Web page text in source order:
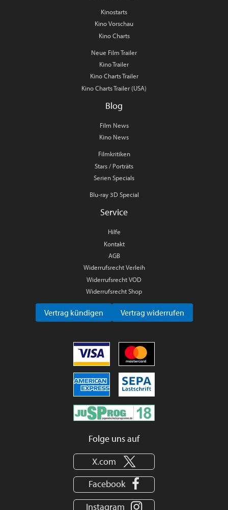
Kinostarts
Kino Vorschau
Kino Charts
Neue Film Trailer
Kino Trailer
Kino Charts Trailer
Kino Charts Trailer (USA)
Blog
Film News
Kino News
Filmkritiken
Stars / Porträts
Serien Specials
Blu-ray 3D Special
Service
Hilfe
Kontakt
AGB
Widerrufsrecht Verleih
Widerrufsrecht VOD
Widerrufsrecht Shop
Vertrag kündigen Vertrag widerrufen
Folge uns auf
X.com
Facebook
Instagram